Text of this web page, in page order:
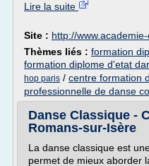
Lire la suite
Site : http://
Thèmes liés : formation
formation diplome d'etat
hop paris / centre formation
professionnelle de danse
Danse Classique -
Romans-sur-Isère
La danse classique est
permet de mieux aborder